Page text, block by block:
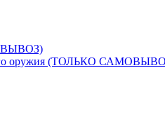
оружия (ТОЛЬКО